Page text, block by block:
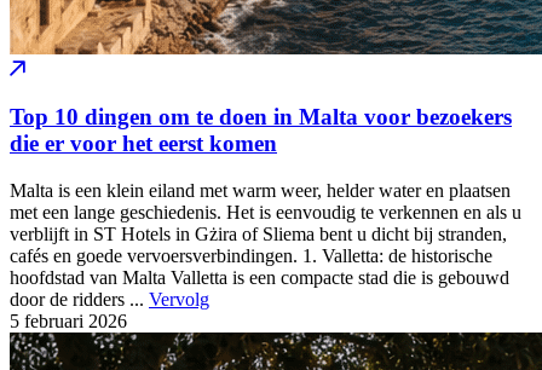
Top 10 dingen om te doen in Malta voor bezoekers
die er voor het eerst komen
Malta is een klein eiland met warm weer, helder water en plaatsen
met een lange geschiedenis. Het is eenvoudig te verkennen en als u
verblijft in ST Hotels in Gżira of Sliema bent u dicht bij stranden,
cafés en goede vervoersverbindingen. 1. Valletta: de historische
hoofdstad van Malta Valletta is een compacte stad die is gebouwd
door de ridders ... Vervolg
5 februari 2026